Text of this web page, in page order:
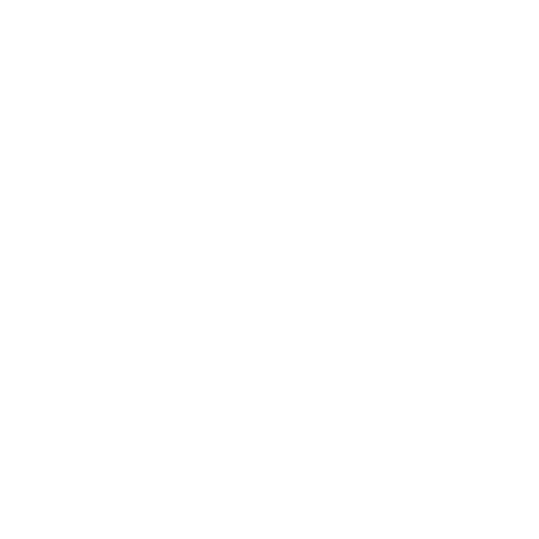
Průvodce Robert měl krásné zajímavé výklady a vše zvládá perfektně.